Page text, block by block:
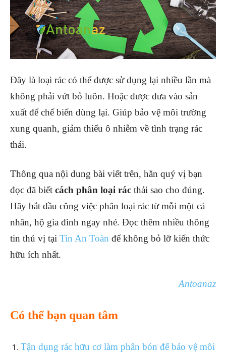
Đây là loại rác có thể được sử dụng lại nhiều lần mà
không phải vứt bỏ luôn. Hoặc được đưa vào sản
xuất để chế biến dùng lại. Giúp bảo vệ môi trường
xung quanh, giảm thiểu ô nhiễm về tình trạng rác
thải.
Thông qua nội dung bài viết trên, hẳn quý vị bạn
đọc đã biết cách phân loại rác thải sao cho đúng.
Hãy bắt đầu công việc phân loại rác từ mỗi một cá
nhân, hộ gia đình ngay nhé. Đọc thêm nhiều thông
tin thú vị tại Tin An Toàn để không bỏ lỡ kiến thức
hữu ích nhất.
Antoanaz
Có thể bạn quan tâm
Tận dụng rác hữu cơ làm phân bón để bảo vệ môi